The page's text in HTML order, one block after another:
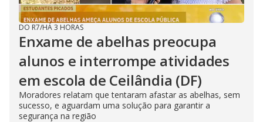
DO R7/HÁ 3 HORAS
Enxame de abelhas preocupa
alunos e interrompe atividades
em escola de Ceilândia (DF)
Moradores relatam que tentaram afastar as abelhas, sem
sucesso, e aguardam uma solução para garantir a
segurança na região